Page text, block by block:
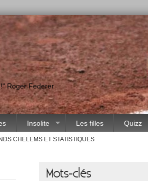
Roger Federer
Insolite Les filles Quizz
CHELEMS ET STATISTIQUES
Mots-clés